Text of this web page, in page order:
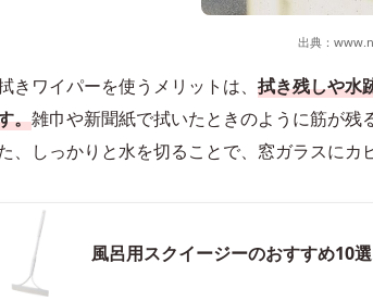
出典：
きワイパーを使うメリットは、 拭き残しや水
。雑巾や新聞紙で拭いたときのように筋が残
、しっかりと水を切ることで、窓ガラスにカ
風呂用スクイージーのおすすめ10